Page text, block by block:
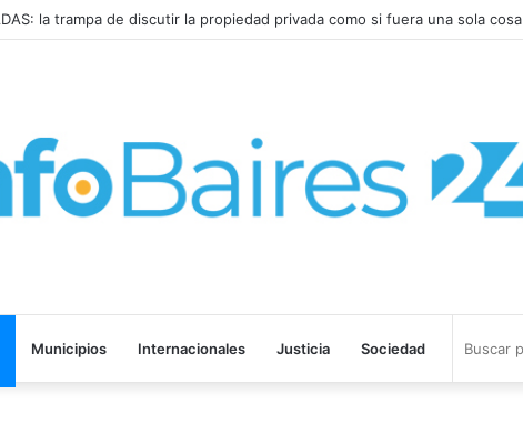
la trampa de discutir la propiedad privada como si fuera una sola cosa
Municipios Internacionales Justicia Sociedad